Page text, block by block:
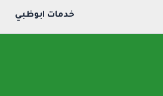
خدمات ابوظبي